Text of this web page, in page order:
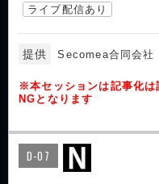
ライブ配信あり
提供 Secomea合同会社
※本セッションは記事化は
NGとなります
D-07